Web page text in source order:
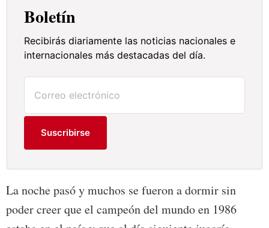
Boletín
Recibirás diariamente las noticias nacionales e
internacionales más destacadas del día.
Suscribirse
La noche pasó y muchos se fueron a dormir sin
poder creer que el campeón del mundo en 1986